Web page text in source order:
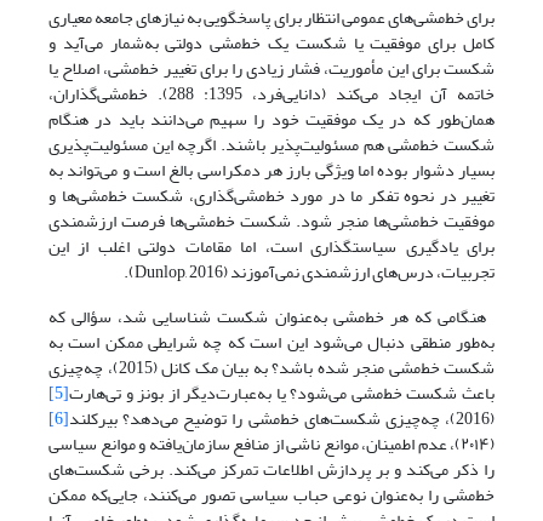
برای خط‌‌‌‌مشی‌‌‌‌های عمومی انتظار برای پاسخگویی به نیازهای جامعه معیاری
کامل برای موفقیت یا شکست یک خط‌‌‌‌مشی دولتی به‌شمار می‌‌‌‌آید و
شکست برای این مأموریت، فشار زیادی را برای تغییر خط‌‌‌‌مشی، اصلاح یا
خاتمه آن ایجاد می‌‌‌‌کند (دانایی‌فرد، 1395: 288). خط‌‌‌‌مشی‌‌‌‌گذاران،
همان‌طور که در یک موفقیت خود را سهیم می‌دانند باید در هنگام
شکست خط‌‌‌‌مشی هم مسئولیت‌‌‌‌پذیر باشند. اگر‌چه این مسئولیت‌‌‌‌پذیری
بسیار دشوار بوده اما ویژگی بارز هر دمکراسی بالغ است و می‌تواند به
تغییر در نحوه تفکر ما در مورد خط‌‌‌‌مشی‌‌‌‌گذاری، شکست خط‌‌‌‌مشی‌‌‌‌ها و
موفقیت خط‌‌‌‌مشی‌‌‌‌ها منجر شود. شکست‌ خط‌مشی‌‌‌‌ها فرصت ارزشمندی
برای یادگیری سیاستگذاری است، اما مقامات دولتی اغلب از این
تجربیات، درس‌های ارزشمندی نمی‌آموزند (Dunlop, 2016).
هنگامی که هر خط‌‌‌‌مشی به‌عنوان شکست شناسایی شد، سؤالی که
به‌طور منطقی دنبال می‌‌‌‌شود این است که چه شرایطی ممکن است به
شکست خط‌‌‌‌مشی منجر شده باشد؟ به بیان مک کانل (2015)، چه‌چیزی
باعث شکست خط‌مشی می‌‌‌‌شود؟ یا به‌عبارت‌دیگر از بونز و تی‌‌‌‌هارت[5]
(2016)، چه‌چیزی شکست‌‌‌‌های خط‌‌‌‌مشی را توضیح می‌‌‌‌دهد؟ بیرکلند [6]
(۲۰۱۴)، عدم اطمینان، موانع ناشی از منافع سازمان‌‌‌‌یافته و موانع سیاسی
را ذکر می‌‌‌‌کند و بر پردازش اطلاعات تمرکز می‌‌‌‌کند. برخی شکست‌‌‌‌های
خط‌‌‌‌مشی را به‌عنوان نوعی حباب سیاسی تصور می‌‌‌‌کنند، جایی‌که ممکن